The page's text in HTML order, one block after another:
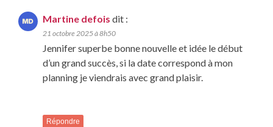
Martine defois dit :
21 octobre 2025 à 8h50
Jennifer superbe bonne nouvelle et idée le début
d’un grand succès, si la date correspond à mon
planning je viendrais avec grand plaisir.
Répondre